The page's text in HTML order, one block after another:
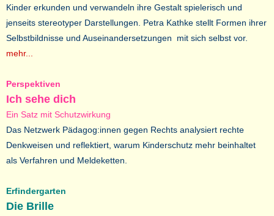
Kinder erkunden und verwandeln ihre Gestalt spielerisch und
jenseits stereotyper Darstellungen. Petra Kathke stellt Formen ihrer
Selbstbildnisse und Auseinandersetzungen mit sich selbst vor.
mehr...
Perspektiven
Ich sehe dich
Ein Satz mit Schutzwirkung
Das Netzwerk Pädagog:innen gegen Rechts analysiert rechte
Denkweisen und reflektiert, warum Kinderschutz mehr beinhaltet
als Verfahren und Meldeketten.
Erfindergarten
Die Brille